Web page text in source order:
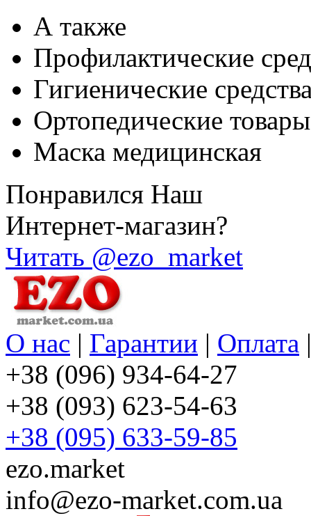
А также
Профилактические
Гигиенические
Ортопедические товары
Маска медицинская
Понравился Наш
Интернет-магазин?
Читать @ezo_market
О нас | Гарантии | Оплата
+38 (096) 934-64-27
+38 (093) 623-54-63
+38 (095) 633-59-85
ezo.market
info@ezo-market.com.ua